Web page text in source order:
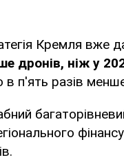
Кремля вже
дронів, ніж у
в п'ять разів